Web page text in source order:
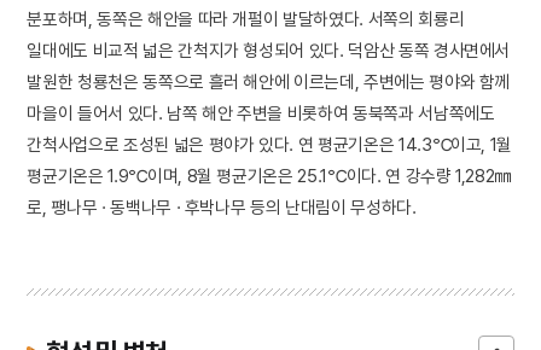
분포하며, 동쪽은 해안을 따라 개펄이 발달하였다. 서쪽의 회룡리
일대에도 비교적 넓은 간척지가 형성되어 있다. 덕암산 동쪽 경사면에서
발원한 청룡천은 동쪽으로 흘러 해안에 이르는데, 주변에는 평야와 함께
마을이 들어서 있다. 남쪽 해안 주변을 비롯하여 동북쪽과 서남쪽에도
간척사업으로 조성된 넓은 평야가 있다. 연 평균기온은 14.3℃이고, 1월
평균기온은 1.9℃이며, 8월 평균기온은 25.1℃이다. 연 강수량 1,282㎜
로, 팽나무 · 동백나무 · 후박나무 등의 난대림이 무성하다.